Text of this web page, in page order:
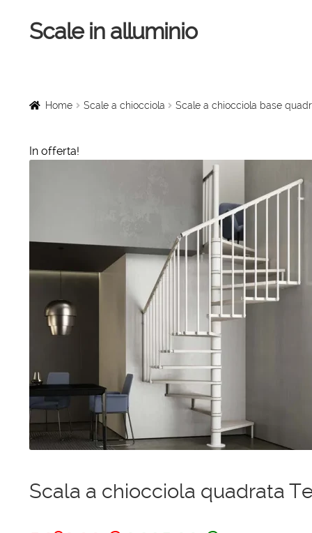
Vai
alla
Vai
al
Scale in alluminio
Scale a chiocciola
Ponteggi
Parapetti Ringhiere Balaustre in acciaio e alluminio
Valigie
Home Scale a chiocciola Scale a chiocciola base
In offerta!
Scala a chiocciola quadrata